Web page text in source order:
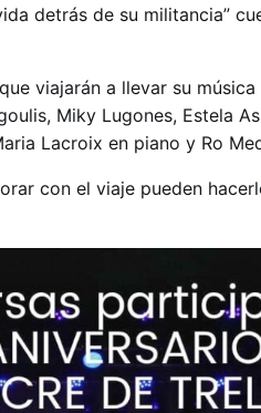
detrás de su militancia”
viajarán a llevar su
Miky Lugones, Estela
Lacroix en piano y Ro
con el viaje pueden